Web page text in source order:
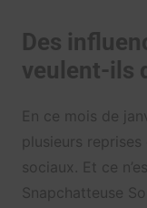
Des
veulent-ils
En ce mois de
plusieurs reprises
sociaux. Et ce
Snapchatteuse